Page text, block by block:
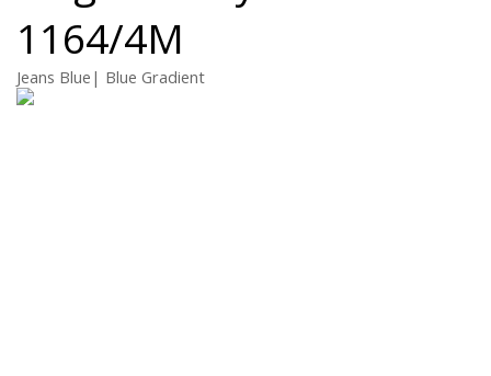
1164/4M
Jeans Blue| Blue Gradient